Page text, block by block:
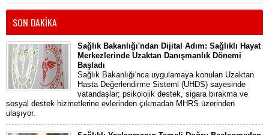
SON DAKİKA
Sağlık Bakanlığı'ndan Dijital Adım: Sağlıklı Hayat
Merkezlerinde Uzaktan Danışmanlık Dönemi
Başladı
Sağlık Bakanlığı'nca uygulamaya konulan Uzaktan
Hasta Değerlendirme Sistemi (UHDS) sayesinde
vatandaşlar; psikolojik destek, sigara bırakma ve
sosyal destek hizmetlerine evlerinden çıkmadan MHRS üzerinden
ulaşıyor.